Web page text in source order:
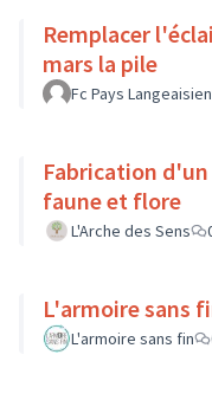
Remplacer
mars la pile
Fc Pays Langeaisien
Fabrication
faune et flore
L'Arche des Sens
L'armoire sans
L'armoire sans fin